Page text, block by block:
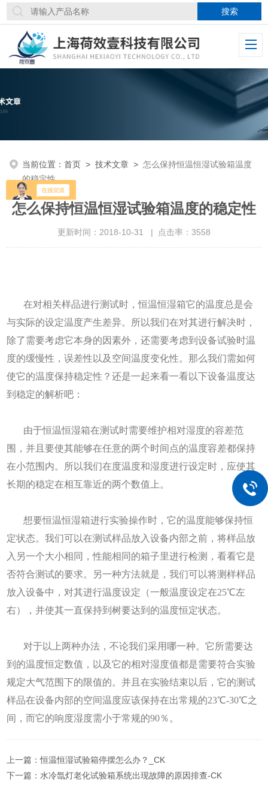
当前位置：首页 >技术文章 >怎么保持恒温恒湿试验箱温度
的稳定性
怎么保持恒温恒湿试验箱温度的稳定性
更新时间：2018-10-31 | 点击率：3558
在对相关样品进行测试时，恒温恒湿箱它的温度总是会
与实际的设定温度产生差异。所以我们在对其进行解决时，
除了需要考虑它本身的因素外，还需要考虑到设备试验时温
度的缓慢性，误差性以及空间温度变化性。那么我们需如何
使它的温度保持稳定性？还是一起来看一看以下设备温度达
到稳定的解析吧：
由于恒温恒湿箱在测试时需要维护相对湿度的容差范
围，并且要使其能够在任意的两个时间点的温度容差都保持
在小范围内。所以我们在度温度和湿度进行设定时，应使其
长期的稳定在相互靠近的两个数值上。
想要恒温恒湿箱进行实验操作时，它的温度能够保持恒
定状态。我们可以在测试样品放入设备内部之前，将样品放
入另一个大小相同，性能相同的箱子里进行检测，看看它是
否符合测试的要求。另一种方法就是，我们可以将测样样品
放入设备中，对其进行温度设定（一般温度设定在25℃左
右），并使其一直保持到树要达到的温度恒定状态。
对于以上两种办法，不论我们采用哪一种。它所需要达
到的温度恒定数值，以及它的相对湿度值都是需要符合实验
规定大气范围下的限值的。并且在实验结束以后，它的测试
样品在设备内部的空间温度应该保持在出常规的23℃-30℃之
间，而它的响度湿度需小于常规的90％。
上一篇：恒温恒湿试验箱停摆怎么办？_CK
下一篇： 水冷氙灯老化试验箱系统出现故障的原因排查-CK